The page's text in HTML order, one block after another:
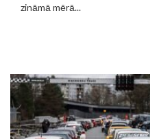
zināmā mērā...